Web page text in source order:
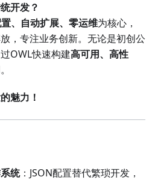
开发？
、自动扩展、零运维为核心，
，专注业务创新。无论是初创公
OWL快速构建高可用、高性
魅力！
统：JSON配置替代繁琐开发，